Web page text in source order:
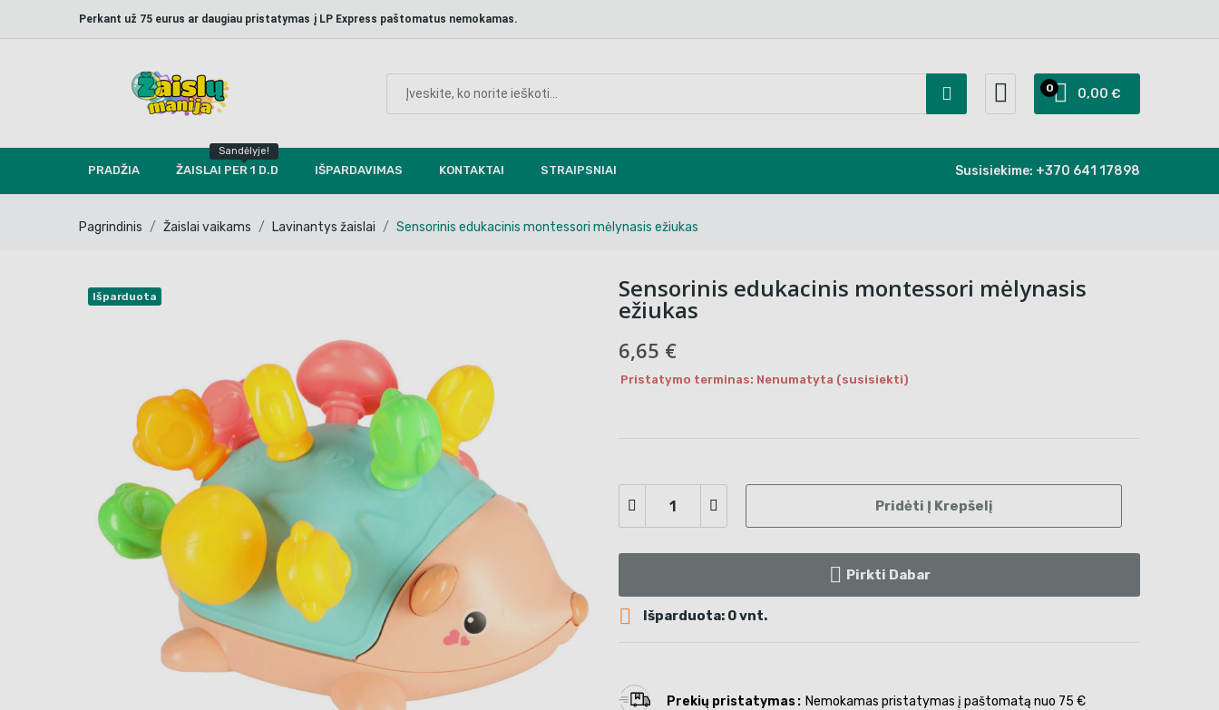
Perkant už 75 eurus ar daugiau pristatymas į LP Express paštomatus nemokamas.
0,00 €
0
PRADŽIA ŽAISLAI PER 1 D.D
Sandėlyje!
IŠPARDAVIMAS KONTAKTAI STRAIPSNIAI Susisiekime: +370 641 17898
Pagrindinis Žaislai vaikams Lavinantys žaislai Sensorinis edukacinis montessori mėlynasis ežiukas
Išparduota Sensorinis edukacinis montessori mėlynasis
ežiukas
6,65 €
Pristatymo terminas: Nenumatyta (susisiekti)
Pridėti Į Krepšelį
Pirkti Dabar
 Išparduota: 0 vnt.
Prekių pristatymas Nemokamas pristatymas į paštomatą nuo 75 €